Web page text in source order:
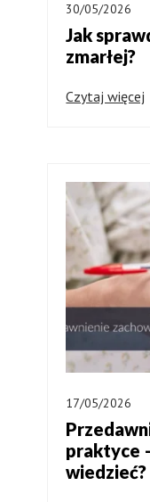
30/05/2026
Jak
zmarłej?
Czytaj więcej
17/05/2026
praktyce
wiedzieć?